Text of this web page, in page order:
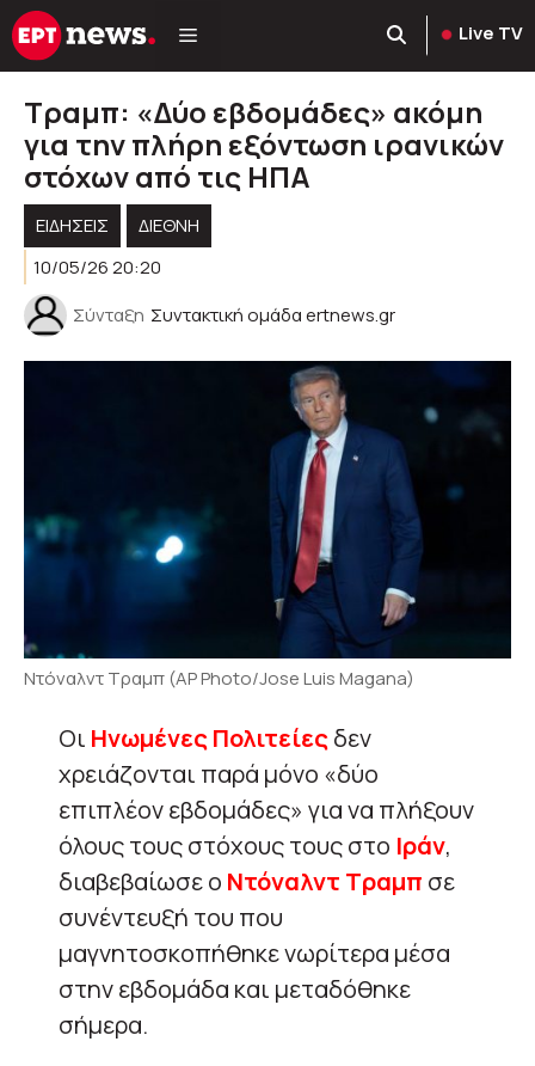
Μετάβαση
σε
Live TV
Τραμπ: «Δύο εβδομάδες» ακόμη
για την πλήρη εξόντωση ιρανικών
στόχων από τις ΗΠΑ
ΕΙΔΗΣΕΙΣ
ΔΙΕΘΝΗ
10/05/26 20:20
Σύνταξη Συντακτική ομάδα ertnews.gr
Ντόναλντ Τραμπ (AP Photo/Jose Luis Magana)
Οι Ηνωμένες Πολιτείεςδεν
χρειάζονται παρά μόνο «δύο
επιπλέον εβδομάδες» για να πλήξουν
όλους τους στόχους τους στο Ιράν,
διαβεβαίωσε ο Ντόναλντ Τραμπ σε
συνέντευξή του που
μαγνητοσκοπήθηκε νωρίτερα μέσα
στην εβδομάδα και μεταδόθηκε
σήμερα.